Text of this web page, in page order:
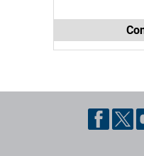
Pie de página con